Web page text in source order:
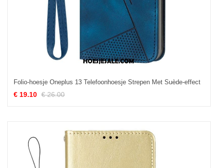
Folio-hoesje Oneplus 13 Telefoonhoesje Strepen Met Suède-effect
€ 19.10 € 26.00